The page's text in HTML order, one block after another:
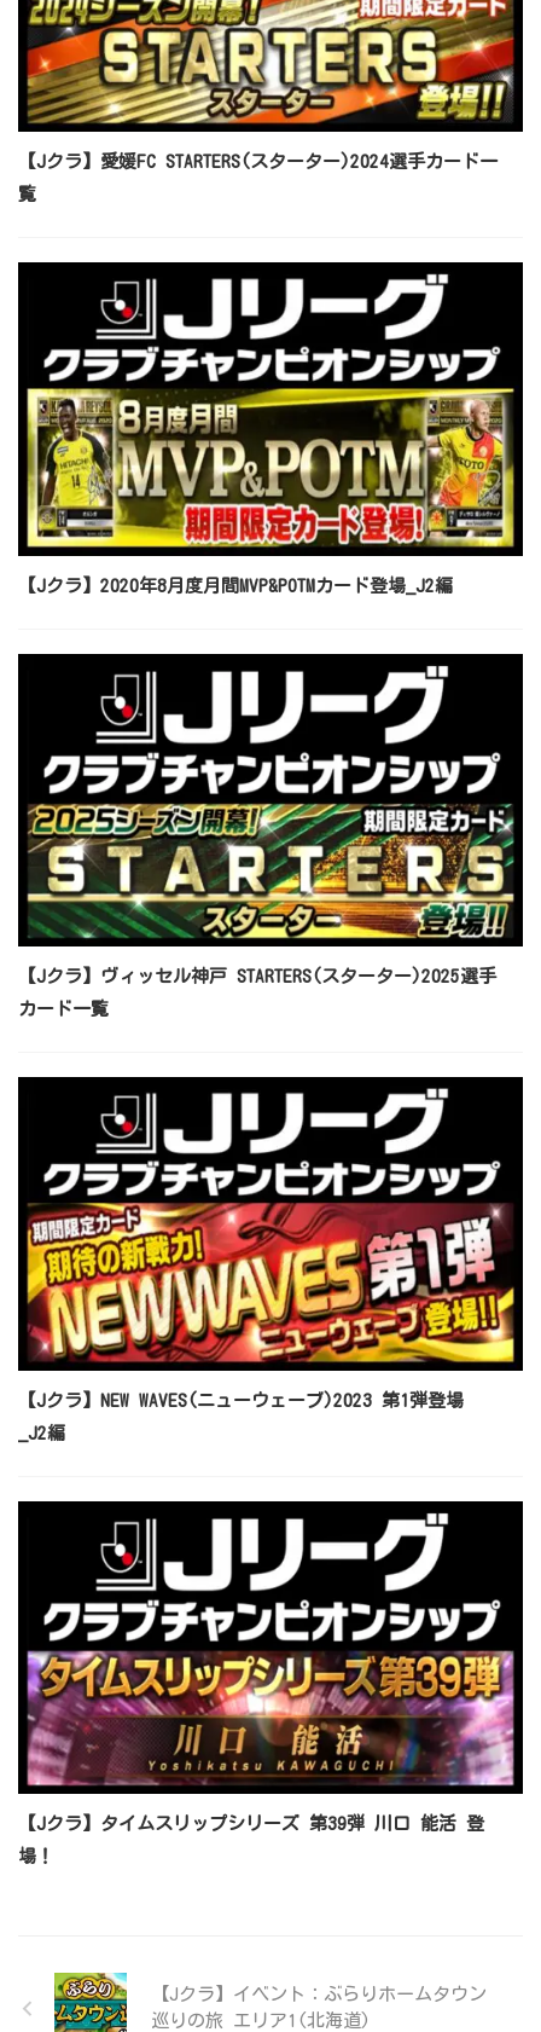
【Jクラ】愛媛FC STARTERS(スターター)2024選手カード一
覧
【Jクラ】2020年8月度月間MVP&POTMカード登場_J2編
【Jクラ】ヴィッセル神戸 STARTERS(スターター)2025選手
カード一覧
【Jクラ】NEW WAVES(ニューウェーブ)2023 第1弾登場
_J2編
【Jクラ】タイムスリップシリーズ 第39弾 川口 能活 登
場！
【Jクラ】イベント：ぶらりホームタウン
巡りの旅 エリア1(北海道)